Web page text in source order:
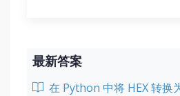
最新答案
在 Python 中将 HEX 转换